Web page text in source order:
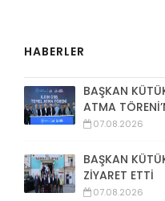
HABERLER
BAŞKAN
ATMA
07.08.2026
BAŞKAN
ZİYARET ETTİ
07.08.2026